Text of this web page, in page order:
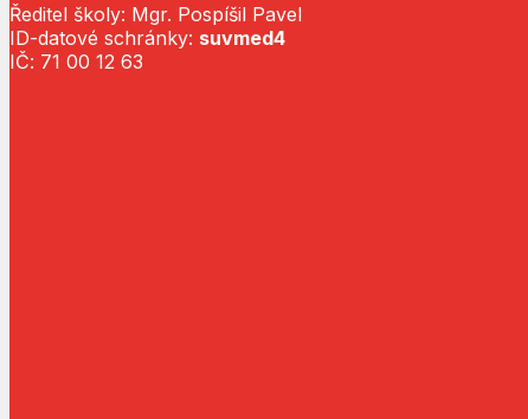
Ředitel školy: Mgr. Pospíšil Pavel
ID-datové schránky: suvmed4
IČ: 71 00 12 63